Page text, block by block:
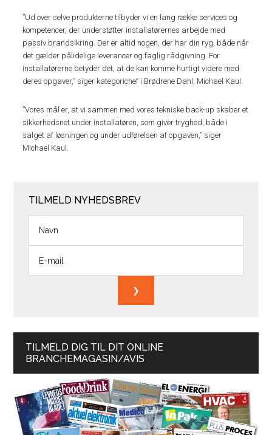
”Ud over selve produkterne tilbyder vi en lang række services og
kompetencer, der understøtter installatørernes arbejde med
passiv brandsikring. Der er altid nogen, der har din ryg, både når
det gælder pålidelige leverancer og faglig rådgivning. For
installatørerne betyder det, at de kan komme hurtigt videre med
deres opgaver,” siger kategorichef i Brødrene Dahl, Michael Kaul.
”Vores mål er, at vi sammen med vores tekniske back-up skaber et
sikkerhedsnet under installatøren, som giver tryghed, både i
salget af løsningen og under udførelsen af opgaven,” siger
Michael Kaul.
TILMELD NYHEDSBREV
TILMELD DIG TIL DIT ONLINE
BRANCHEMAGASIN/AVIS